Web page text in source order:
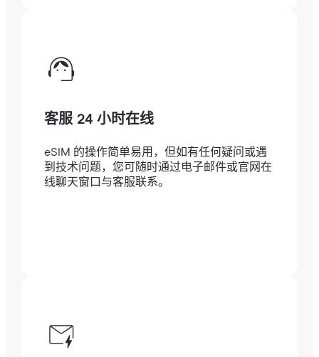
客服 24 小时在线
eSIM 的操作简单易用，但如有任何疑问或遇
到技术问题，您可随时通过电子邮件或官网在
线聊天窗口与客服联系。